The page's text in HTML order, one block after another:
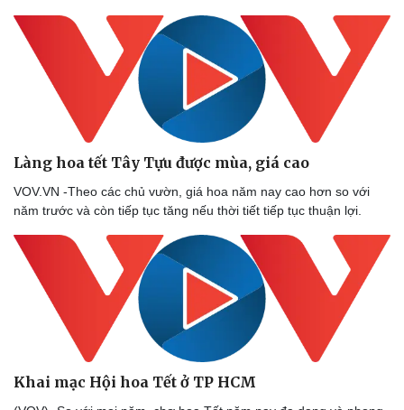
Làng hoa tết Tây Tựu được mùa, giá cao
VOV.VN -Theo các chủ vườn, giá hoa năm nay cao hơn so với
năm trước và còn tiếp tục tăng nếu thời tiết tiếp tục thuận lợi.
Khai mạc Hội hoa Tết ở TP HCM